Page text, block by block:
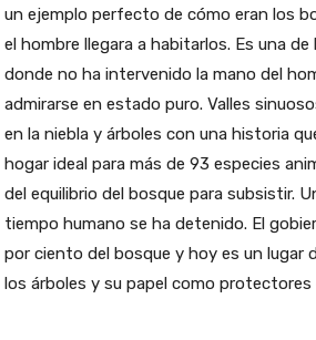
un ejemplo perfecto de cómo eran los
el hombre llegara a habitarlos. Es una
donde no ha intervenido la mano del
admirarse en estado puro. Valles
en la niebla y árboles con una historia
hogar ideal para más de 93 especies
del equilibrio del bosque para subsistir.
tiempo humano se ha detenido. El
por ciento del bosque y hoy es un lugar
los árboles y su papel como protectores